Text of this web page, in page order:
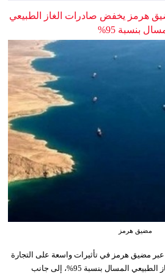
هرمز يخفض صادرات الغاز الطبيعي
بنسبة 95%
مضيق هرمز
مضيق هرمز في تأثيرات واسعة على التجارة
العالمية، مع تراجع صادرات الغاز الطبيعي المسال بنسبة 95%، إلى جانب